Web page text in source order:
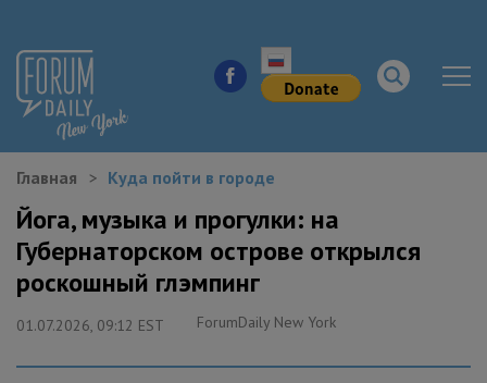
НОВОСТИ ГОРОДА
КУДА ПОЙТИ В ГОРОДЕ
ЗДОРОВЬЕ
Главная Куда пойти в городе
Йога, музыка и прогулки: на
Губернаторском острове открылся
роскошный глэмпинг
01.07.2026, 09:12 EST ForumDaily New York